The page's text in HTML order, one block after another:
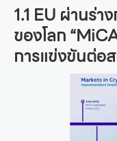
1.1 EU ผ่านร่
ของโลก
การแข่งขันต่อ